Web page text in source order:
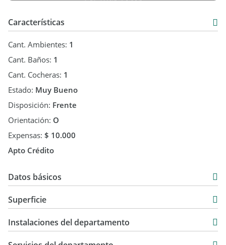
Características
Cant. Ambientes: 1
Cant. Baños: 1
Cant. Cocheras: 1
Estado: Muy Bueno
Disposición: Frente
Orientación: O
Expensas: $ 10.000
Apto Crédito
Datos básicos
USD 128.000
Superficie
44 m2
Instalaciones del departamento